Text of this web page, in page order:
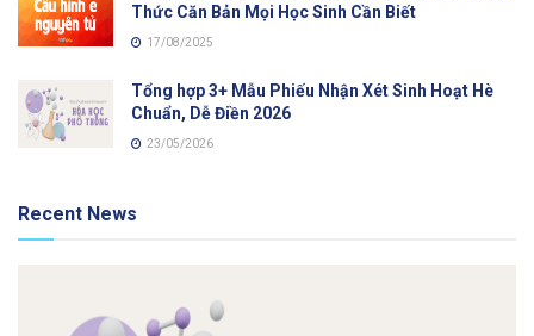
Thức Căn Bản Mọi Học Sinh Cần Biết
17/08/2025
Tổng hợp 3+ Mẫu Phiếu Nhận Xét Sinh Hoạt Hè
Chuẩn, Dễ Điền 2026
23/05/2026
Recent News